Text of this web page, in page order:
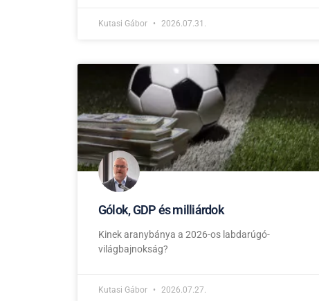
Kutasi Gábor 2026.07.31.
Gólok, GDP és milliárdok
Kinek aranybánya a 2026-os labdarúgó-
világbajnokság?
Kutasi Gábor 2026.07.27.